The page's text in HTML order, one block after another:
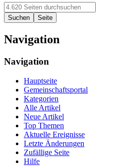
Navigation
Navigation
Hauptseite
Gemeinschaftsportal
Kategorien
Alle Artikel
Neue Artikel
Top Themen
Aktuelle Ereignisse
Letzte Änderungen
Zufällige Seite
Hilfe